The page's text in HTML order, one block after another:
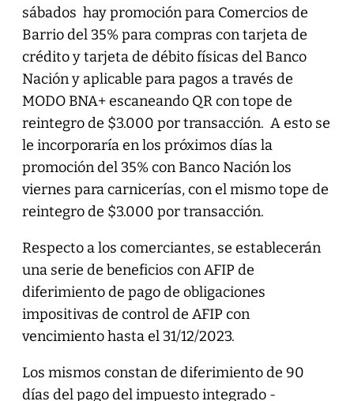
sábados hay promoción para Comercios de
Barrio del 35% para compras con tarjeta de
crédito y tarjeta de débito físicas del Banco
Nación y aplicable para pagos a través de
MODO BNA+ escaneando QR con tope de
reintegro de $3.000 por transacción. A esto se
le incorporaría en los próximos días la
promoción del 35% con Banco Nación los
viernes para carnicerías, con el mismo tope de
reintegro de $3.000 por transacción.
Respecto a los comerciantes, se establecerán
una serie de beneficios con AFIP de
diferimiento de pago de obligaciones
impositivas de control de AFIP con
vencimiento hasta el 31/12/2023.
Los mismos constan de diferimiento de 90
días del pago del impuesto integrado -